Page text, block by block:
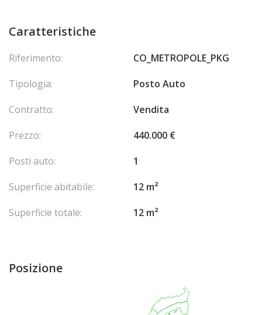
Caratteristiche
Riferimento:
CO_METROPOLE_PKG
Tipologia:
Posto Auto
Contratto:
Vendita
Prezzo:
440.000 €
Posti auto:
1
Superficie abitabile:
12 m²
Superficie totale:
12 m²
Posizione